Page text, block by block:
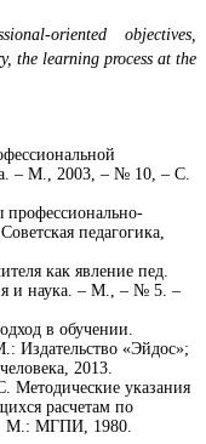
oriented objectives,
the learning process at the
– М., 2003, – № 10, – С.
педагогика,
как явление пед.
и наука. – М., – № 5. –
в обучении.
Издательство «Эйдос»;
2013.
Методические указания
расчетам по
М.: МГПИ, 1980.